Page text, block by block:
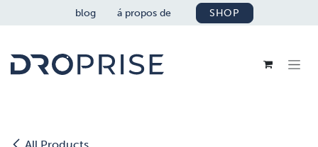
SE RENDRE AU CONTENU
blog á propos de SHOP